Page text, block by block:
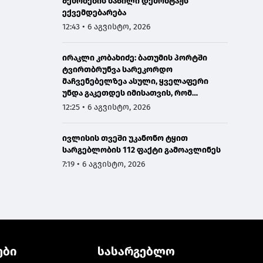
ექვემდებარება
12:43 • 6 აგვისტო, 2026
ირაკლი კობახიძე: ბათუმის პორტში
ტვირთბრუნვა სარეკორდო
მაჩვენებელზეა ასული, ყველაფერი
უნდა გაკეთდეს იმისათვის, რომ
მომავალში ჩვენი საპორტო
12:25 • 6 აგვისტო, 2026
ივლისის თვეში უკანონო ტყით
სარგებლობის 112 ფაქტი გამოავლინეს
7:19 • 6 აგვისტო, 2026
სასარგებლო